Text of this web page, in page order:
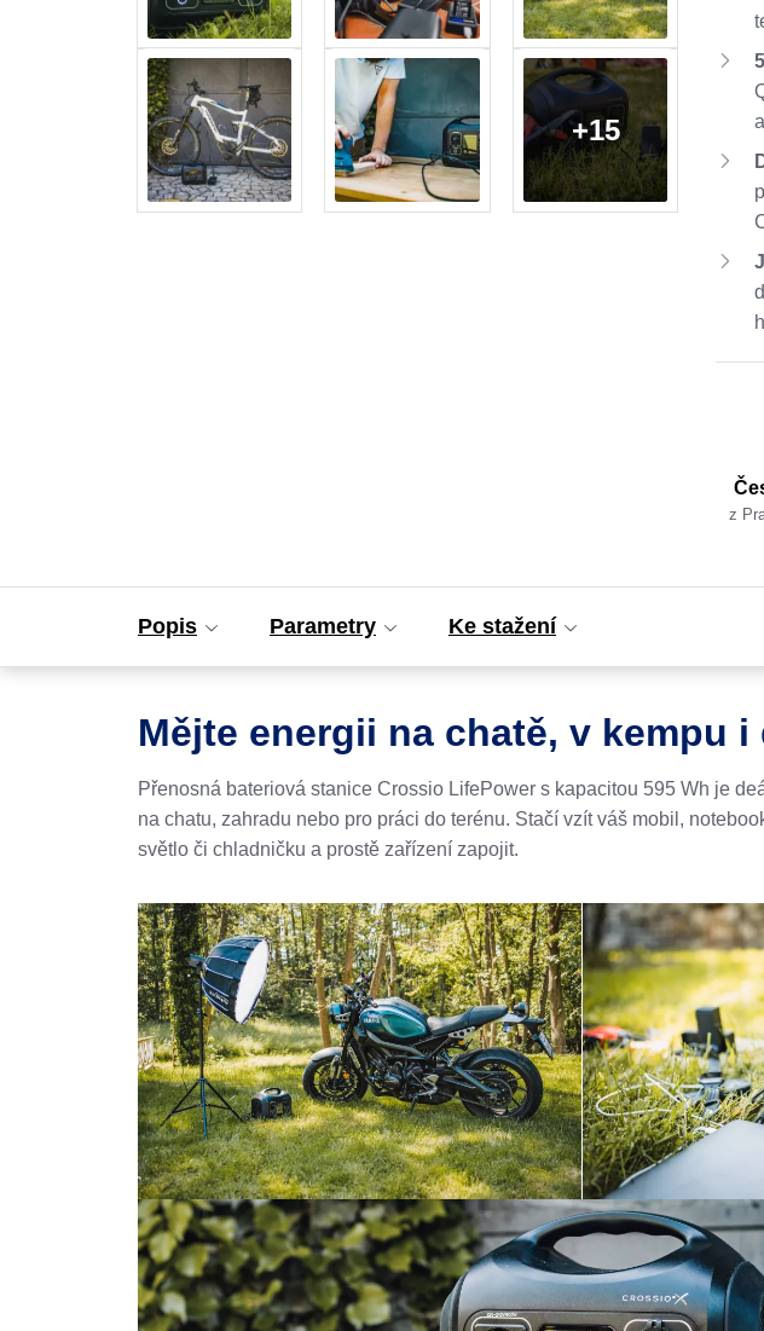
+15
z
Popis Parametry Ke stažení
Mějte energii na chatě, v kempu
Přenosná bateriová stanice Crossio LifePower s kapacitou 595 Wh je
na chatu, zahradu nebo pro práci do terénu. Stačí vzít váš mobil,
světlo či chladničku a prostě zařízení zapojit.